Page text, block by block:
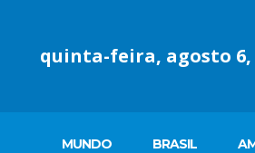
quinta-feira, agosto 6,
MUNDO BRASIL